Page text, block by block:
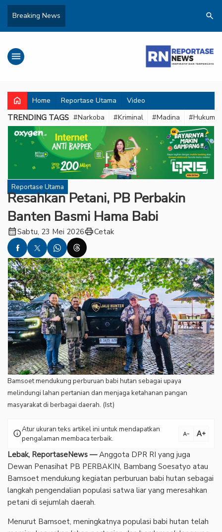
Breaking News search
menu
home Home Reportase Utama Video
TRENDING TAGS #Narkoba #Kriminal #Madina #Hukum
Reportase Utama
Resahkan Petani, PB Perbakin
Banten Basmi Hama Babi
calendar_monthSabtu, 23 Mei 2026printCetak
Bamsoet mendukung perburuan babi hutan sebagai upaya
melindungi lahan pertanian dan menjaga ketahanan pangan
masyarakat di berbagai daerah. (Ist)
infoAtur ukuran teks artikel ini untuk mendapatkan
pengalaman membaca terbaik.
text_decrease text_increase
Lebak, ReportaseNews —Anggota DPR RI yang juga
Dewan Penasihat PB PERBAKIN, Bambang Soesatyo atau
Bamsoet mendukung kegiatan perburuan babi hutan sebagai
langkah pengendalian populasi satwa liar yang meresahkan
petani di sejumlah daerah.
‎Menurut Bamsoet, meningkatnya populasi babi hutan telah